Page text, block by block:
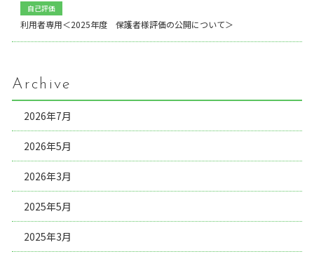
自己評価
利用者専用＜2025年度 保護者様評価の公開について＞
Archive
2026年7月
2026年5月
2026年3月
2025年5月
2025年3月